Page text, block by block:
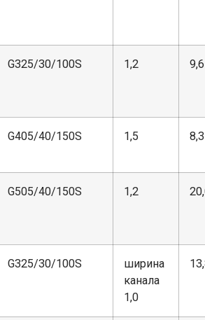
G325/30/100S 1,2 9,6
G405/40/150S 1,5 8,3
G505/40/150S 1,2
G325/30/100S
ширина
канала
1,0